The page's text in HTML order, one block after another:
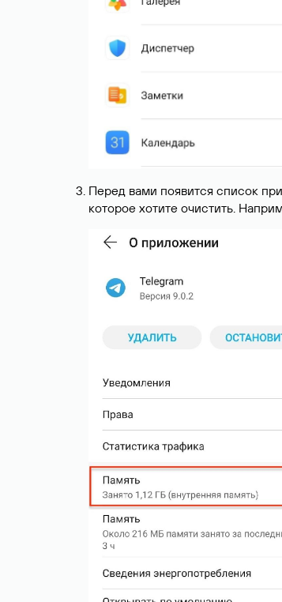
Перед вами появится список
которое хотите очистить.